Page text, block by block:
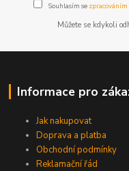
Souhlasím se
Můžete se kdykoli
Informace pro
Jak nakupovat
Doprava a platba
Obchodní podmínky
Reklamační řád